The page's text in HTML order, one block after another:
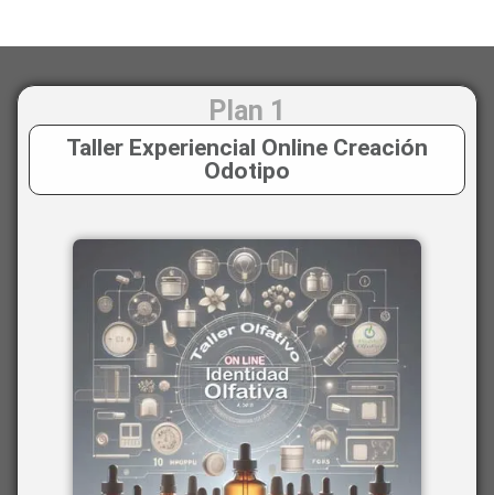
Plan 1
Taller Experiencial Online Creación
Odotipo